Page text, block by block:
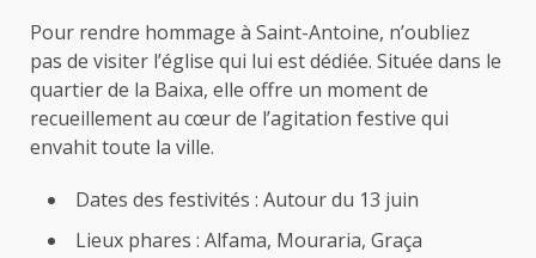
Pour rendre hommage à Saint-Antoine, n’oubliez
pas de visiter l’église qui lui est dédiée. Située dans le
quartier de la Baixa, elle offre un moment de
recueillement au cœur de l’agitation festive qui
envahit toute la ville.
Dates des festivités : Autour du 13 juin
Lieux phares : Alfama, Mouraria, Graça